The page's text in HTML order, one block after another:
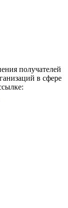
получателей
в сфере